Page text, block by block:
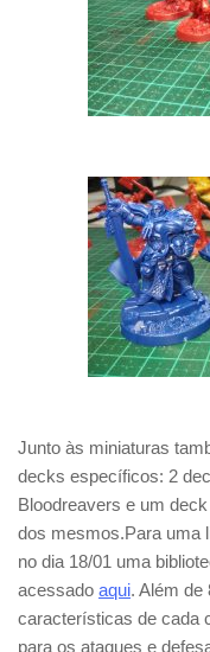
Junto às miniaturas
decks específicos: 2
Bloodreavers e um
dos mesmos.Para uma
no dia 18/01 uma
acessado aqui. Além de
características de cada
para os ataques e